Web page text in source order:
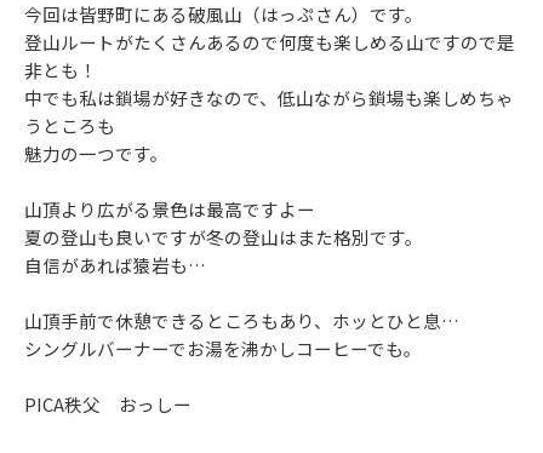
今回は皆野町にある破風山（はっぷさん）です。
登山ルートがたくさんあるので何度も楽しめる山ですので是
非とも！
中でも私は鎖場が好きなので、低山ながら鎖場も楽しめちゃ
うところも
魅力の一つです。
山頂より広がる景色は最高ですよー
夏の登山も良いですが冬の登山はまた格別です。
自信があれば猿岩も…
山頂手前で休憩できるところもあり、ホッとひと息…
シングルバーナーでお湯を沸かしコーヒーでも。
PICA秩父 おっしー